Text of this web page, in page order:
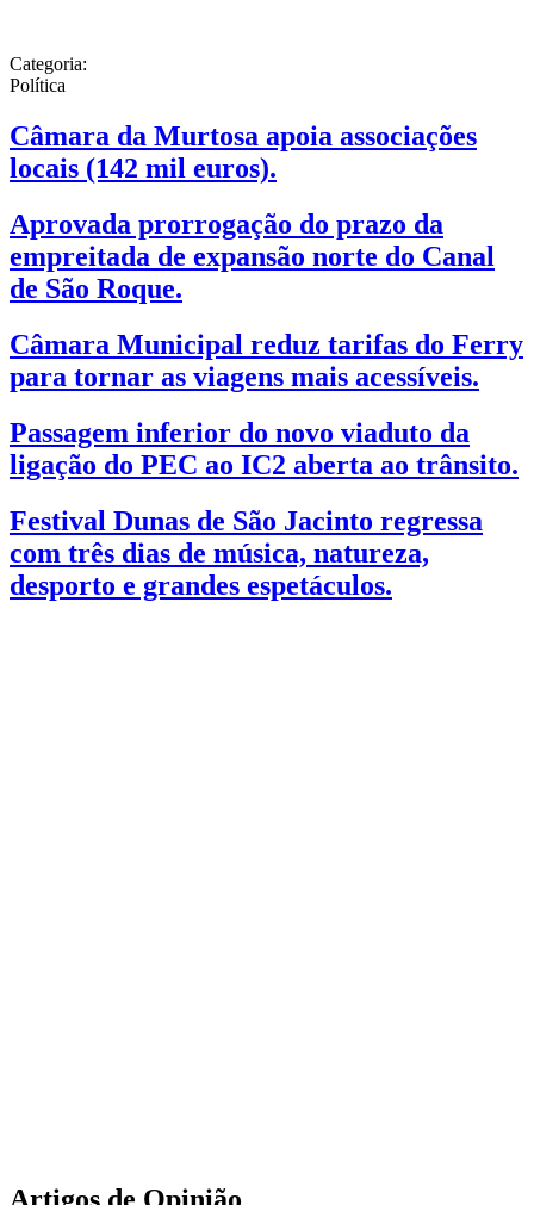
Categoria:
Política
Câmara da Murtosa apoia associações
locais (142 mil euros).
Aprovada prorrogação do prazo da
empreitada de expansão norte do Canal
de São Roque.
Câmara Municipal reduz tarifas do Ferry
para tornar as viagens mais acessíveis.
Passagem inferior do novo viaduto da
ligação do PEC ao IC2 aberta ao trânsito.
Festival Dunas de São Jacinto regressa
com três dias de música, natureza,
desporto e grandes espetáculos.
Artigos de Opinião